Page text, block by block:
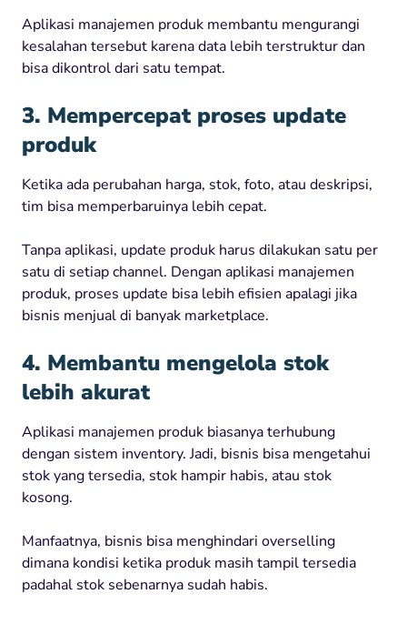
Aplikasi manajemen produk membantu mengurangi
kesalahan tersebut karena data lebih terstruktur dan
bisa dikontrol dari satu tempat.
3. Mempercepat proses update
produk
Ketika ada perubahan harga, stok, foto, atau deskripsi,
tim bisa memperbaruinya lebih cepat.
Tanpa aplikasi, update produk harus dilakukan satu per
satu di setiap channel. Dengan aplikasi manajemen
produk, proses update bisa lebih efisien apalagi jika
bisnis menjual di banyak marketplace.
4. Membantu mengelola stok
lebih akurat
Aplikasi manajemen produk biasanya terhubung
dengan sistem inventory. Jadi, bisnis bisa mengetahui
stok yang tersedia, stok hampir habis, atau stok
kosong.
Manfaatnya, bisnis bisa menghindari overselling
dimana kondisi ketika produk masih tampil tersedia
padahal stok sebenarnya sudah habis.